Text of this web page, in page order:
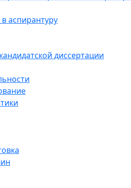
аспирантуру
диссертации